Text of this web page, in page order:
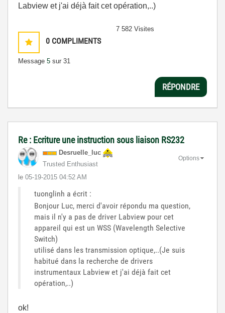
Labview et j'ai déjà fait cet opération,..)
0 COMPLIMENTS
Message 5 sur 31
7 582 Visites
RÉPONDRE
Re : Ecriture une instruction sous liaison RS232
Desruelle_luc
Trusted Enthusiast
le ‎05-19-2015 04:52 AM
Options
tuonglinh a écrit :
Bonjour Luc, merci d'avoir répondu ma question,
mais il n'y a pas de driver Labview pour cet
appareil qui est un WSS (Wavelength Selective
Switch)
utilisé dans les transmission optique,..(Je suis
habitué dans la recherche de drivers
instrumentaux Labview et j'ai déjà fait cet
opération,..)
ok!